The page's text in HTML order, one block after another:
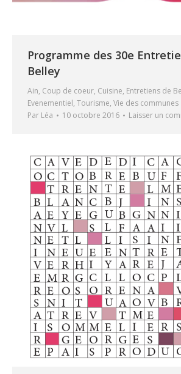
Programme des 30e
Belley
Ain, Coup de coeur, Cuisine, Entretiens de
Evenementiel, Tourisme, Vie des communes
Par Léa 10 octobre 2016 Laisser un